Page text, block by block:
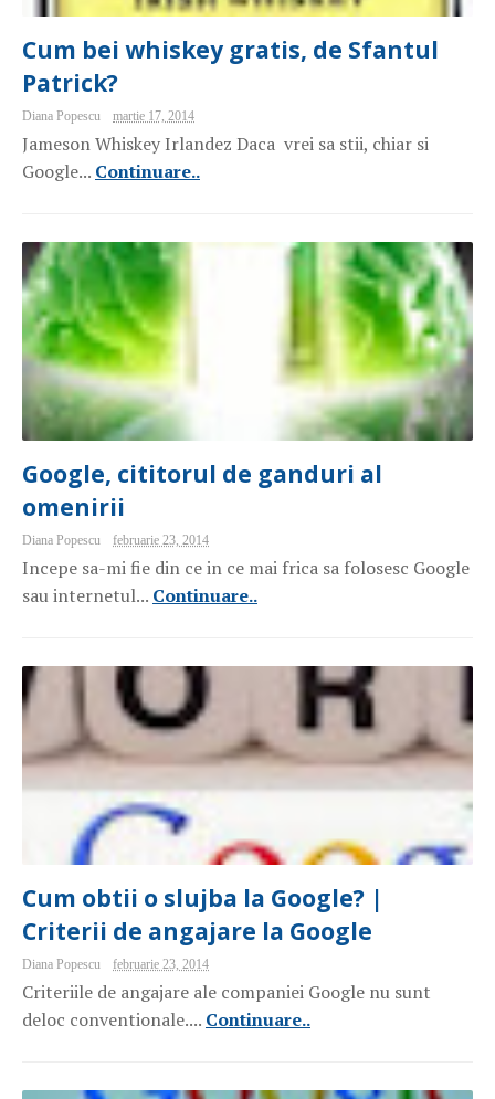
Cum bei whiskey gratis, de Sfantul
Patrick?
Diana Popescu martie 17, 2014
Jameson Whiskey Irlandez Daca vrei sa stii, chiar si
Google... Continuare..
Google, cititorul de ganduri al
omenirii
Diana Popescu februarie 23, 2014
Incepe sa-mi fie din ce in ce mai frica sa folosesc Google
sau internetul... Continuare..
Cum obtii o slujba la Google? |
Criterii de angajare la Google
Diana Popescu februarie 23, 2014
Criteriile de angajare ale companiei Google nu sunt
deloc conventionale.... Continuare..